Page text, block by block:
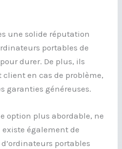
une solide réputation
portables de
durer. De plus, ils
en cas de problème,
garanties généreuses.
option plus abordable, ne
également de
portables